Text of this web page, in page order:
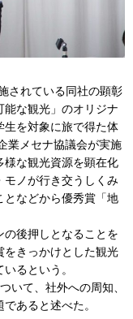
されている同社の顕彰
な観光」のオリジナ
生を対象に旅で得た体
業メセナ協議会が実施
様な観光資源を顕在化
モノが行き交うしくみ
となどから優秀賞「地
後押しとなることを
をきっかけとした観光
るという。
いて、社外への周知、
あると述べた。